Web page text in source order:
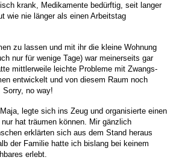
krank, Medikamente bedürftig, seit langer
wie nie länger als einen Arbeitstag
zu lassen und mit ihr die kleine Wohnung
nur für wenige Tage) war meinerseits gar
mittlerweile leichte Probleme mit Zwangs-
entwickelt und von diesem Raum noch
no way!
legte sich ins Zeug und organisierte einen
hat träumen können. Mir gänzlich
erklärten sich aus dem Stand heraus
der Familie hatte ich bislang bei keinem
erlebt.